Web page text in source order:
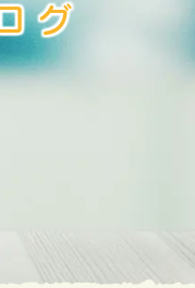
グ